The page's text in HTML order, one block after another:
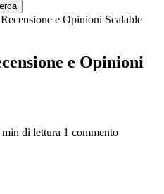
e Opinioni Scalable
e Opinioni
min di lettura 1 commento